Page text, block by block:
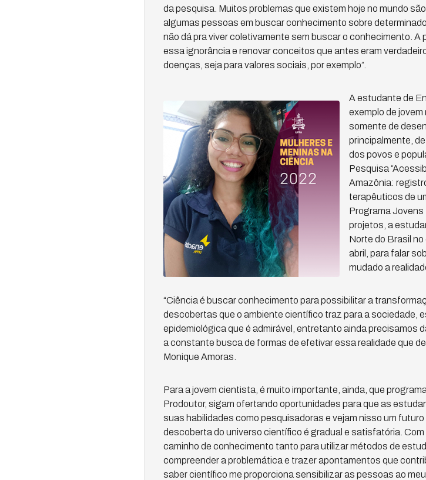
da pesquisa. Muitos problemas que existem hoje no mundo
algumas pessoas em buscar conhecimento sobre
não dá pra viver coletivamente sem buscar o conhecimento.
essa ignorância e renovar conceitos que antes eram
doenças, seja para valores sociais, por exemplo”.
A estudante de
exemplo de
somente de
principalmente,
dos povos e
Pesquisa
Amazônia:
terapêuticos de
Programa
projetos, a
Norte do Brasil
abril, para falar
mudado a
“Ciência é buscar conhecimento para possibilitar a
descobertas que o ambiente científico traz para a sociedade,
epidemiológica que é admirável, entretanto ainda precisamos
a constante busca de formas de efetivar essa realidade que
Monique Amoras.
Para a jovem cientista, é muito importante, ainda, que
Prodoutor, sigam ofertando oportunidades para que as
suas habilidades como pesquisadoras e vejam nisso um
descoberta do universo científico é gradual e satisfatória.
caminho de conhecimento tanto para utilizar métodos de
compreender a problemática e trazer apontamentos que
saber científico me proporciona sensibilizar as pessoas ao